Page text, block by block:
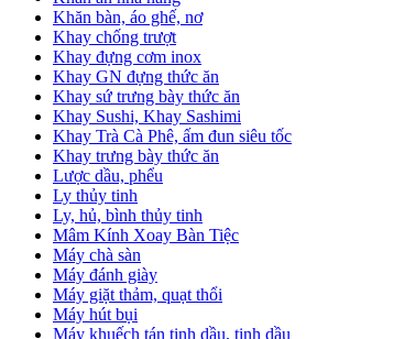
Khăn bàn, áo ghế, nơ
Khay chống trượt
Khay đựng cơm inox
Khay GN đựng thức ăn
Khay sứ trưng bày thức ăn
Khay Sushi, Khay Sashimi
Khay Trà Cà Phê, ấm đun siêu tốc
Khay trưng bày thức ăn
Lược dầu, phểu
Ly thủy tinh
Ly, hủ, bình thủy tinh
Mâm Kính Xoay Bàn Tiệc
Máy chà sàn
Máy đánh giày
Máy giặt thảm, quạt thổi
Máy hút bụi
Máy khuếch tán tinh dầu, tinh dầu